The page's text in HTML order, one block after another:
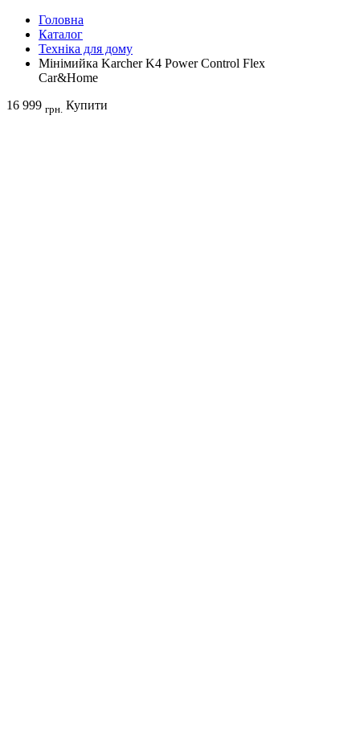
Головна
Каталог
Техніка для дому
Мінімийка Karcher K4 Power Control Flex
Car&Home
16 999 грн. Купити